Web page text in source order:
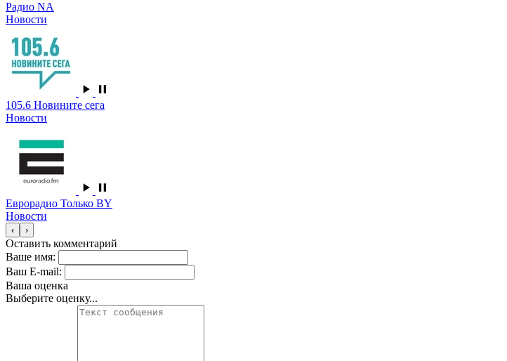
Радио NA
Новости
105.6 Новините сега
Новости
Еврорадио Только BY
Новости
‹ ›
Оставить комментарий
Ваше имя:
Ваш E-mail:
Ваша оценка
Выберите оценку...